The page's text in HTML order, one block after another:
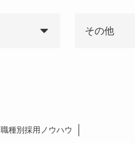
その他
職種別採用ノウハウ